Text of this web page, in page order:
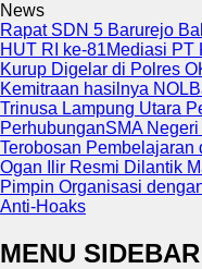
News
Rapat SDN 5 Barurejo
HUT RI ke-81Mediasi PT
Kurup Digelar di Polres
Kemitraan hasilnya NOL
Trinusa Lampung Utara
PerhubunganSMA
Terobosan Pembelajaran
Ogan Ilir Resmi Dilantik
Pimpin Organisasi
Anti-Hoaks
MENU SIDEBAR